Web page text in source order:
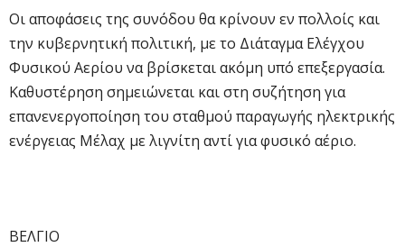
Οι αποφάσεις της συνόδου θα κρίνουν εν πολλοίς και
την κυβερνητική πολιτική, με το Διάταγμα Ελέγχου
Φυσικού Αερίου να βρίσκεται ακόμη υπό επεξεργασία.
Καθυστέρηση σημειώνεται και στη συζήτηση για
επανενεργοποίηση του σταθμού παραγωγής ηλεκτρικής
ενέργειας Μέλαχ με λιγνίτη αντί για φυσικό αέριο.
ΒΕΛΓΙΟ